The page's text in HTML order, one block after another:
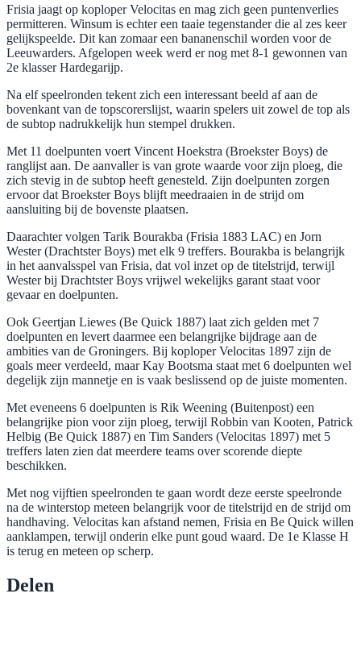
Frisia jaagt op koploper Velocitas en mag zich geen puntenverlies
permitteren. Winsum is echter een taaie tegenstander die al zes keer
gelijkspeelde. Dit kan zomaar een bananenschil worden voor de
Leeuwarders. Afgelopen week werd er nog met 8-1 gewonnen van
2e klasser Hardegarijp.
Na elf speelronden tekent zich een interessant beeld af aan de
bovenkant van de topscorerslijst, waarin spelers uit zowel de top als
de subtop nadrukkelijk hun stempel drukken.
Met 11 doelpunten voert Vincent Hoekstra (Broekster Boys) de
ranglijst aan. De aanvaller is van grote waarde voor zijn ploeg, die
zich stevig in de subtop heeft genesteld. Zijn doelpunten zorgen
ervoor dat Broekster Boys blijft meedraaien in de strijd om
aansluiting bij de bovenste plaatsen.
Daarachter volgen Tarik Bourakba (Frisia 1883 LAC) en Jorn
Wester (Drachtster Boys) met elk 9 treffers. Bourakba is belangrijk
in het aanvalsspel van Frisia, dat vol inzet op de titelstrijd, terwijl
Wester bij Drachtster Boys vrijwel wekelijks garant staat voor
gevaar en doelpunten.
Ook Geertjan Liewes (Be Quick 1887) laat zich gelden met 7
doelpunten en levert daarmee een belangrijke bijdrage aan de
ambities van de Groningers. Bij koploper Velocitas 1897 zijn de
goals meer verdeeld, maar Kay Bootsma staat met 6 doelpunten wel
degelijk zijn mannetje en is vaak beslissend op de juiste momenten.
Met eveneens 6 doelpunten is Rik Weening (Buitenpost) een
belangrijke pion voor zijn ploeg, terwijl Robbin van Kooten, Patrick
Helbig (Be Quick 1887) en Tim Sanders (Velocitas 1897) met 5
treffers laten zien dat meerdere teams over scorende diepte
beschikken.
Met nog vijftien speelronden te gaan wordt deze eerste speelronde
na de winterstop meteen belangrijk voor de titelstrijd en de strijd om
handhaving. Velocitas kan afstand nemen, Frisia en Be Quick willen
aanklampen, terwijl onderin elke punt goud waard. De 1e Klasse H
is terug en meteen op scherp.
Delen